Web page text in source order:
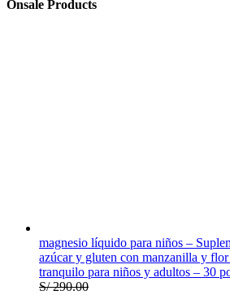
Onsale Products
magnesio líquido para niños –
azúcar y gluten con manzanilla y
tranquilo para niños y adultos – 30
S/290.00